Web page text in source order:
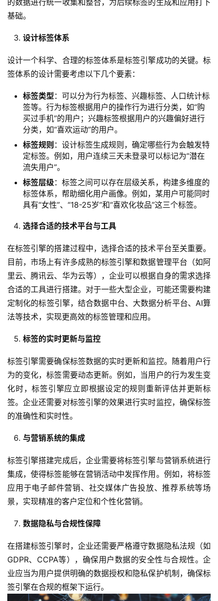
基础。
设计标签体系
设计一个科学、合理的标签体系是标签引擎成功的关键。标
签体系的设计需要考虑以下几个要素：
标签类型 ：可以分为行为标签、兴趣标签、人口统计标
签等。行为标签根据用户的操作行为进行分类，如“购
买过手机”的用户；兴趣标签根据用户的兴趣偏好进行
分类，如“喜欢运动”的用户。
标签规则 ：设计标签生成规则，确定哪些行为会触发特
定标签。例如，用户连续三天未登录可以标记为“潜在
流失用户”。
标签层级 ：标签之间可以存在层级关系，构建多维度的
标签体系，帮助细化用户画像。例如，某用户可能同时
具有“女性”、“18-25岁”和“喜欢化妆品”这三个标签。
选择合适的技术平台与工具
在标签引擎的搭建过程中，选择合适的技术平台至关重要。
目前，市场上有许多成熟的标签引擎和数据管理平台（如阿
里云、腾讯云、华为云等），企业可以根据自身的需求选择
合适的工具进行搭建。对于一些大型企业，可能还需要构建
定制化的标签引擎，结合数据中台、大数据分析平台、AI算
法等技术，实现更高效的标签管理和应用。
标签的实时更新与监控
标签引擎需要确保标签数据的实时更新和监控。随着用户行
为的变化，标签需要动态更新。例如，当用户的行为发生变
化时，标签引擎应立即根据设定的规则重新评估并更新标
签。企业还需要对标签引擎的效果进行实时监控，确保标签
的准确性和实时性。
与营销系统的集成
标签引擎搭建完成后，企业需要将标签引擎与营销系统进行
集成，使得标签能够在营销活动中发挥作用。例如，将标签
应用于电子邮件营销、社交媒体广告投放、推荐系统等场
景，实现精准的客户定位和个性化营销。
数据隐私与合规性保障
在搭建标签引擎时，企业还需要严格遵守数据隐私法规（如
GDPR、CCPA等），确保用户数据的安全性与合规性。企
业应当为用户提供明确的数据授权和隐私保护机制，确保标
签引擎在合规的框架下运行。